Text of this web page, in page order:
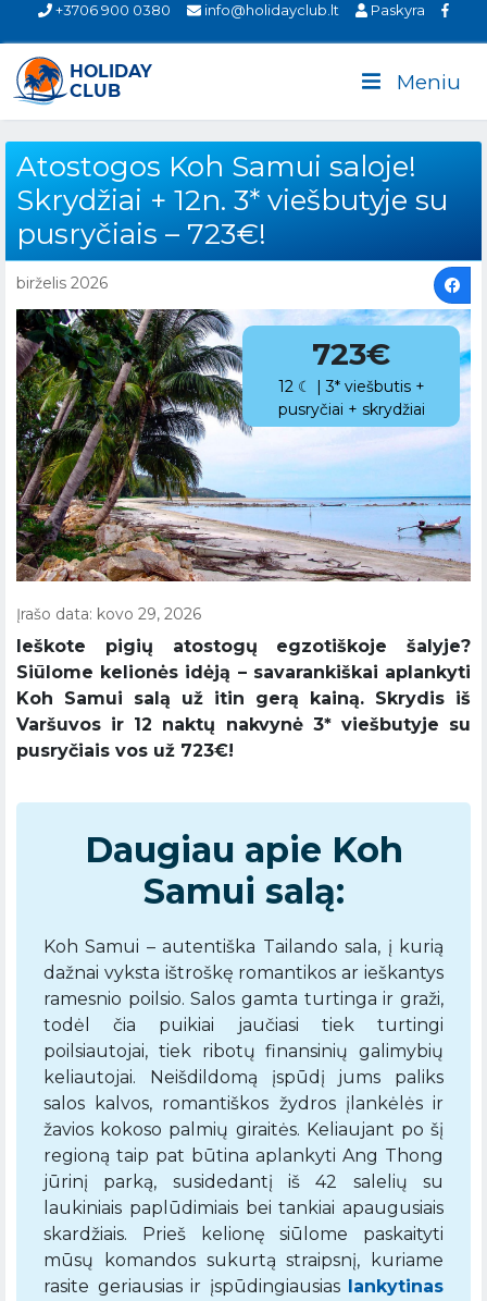
+3706 900 0380 info@holidayclub.lt Paskyra
Meniu
Atostogos Koh Samui saloje!
Skrydžiai + 12n. 3* viešbutyje su
pusryčiais – 723€!
birželis 2026
723€
12 ☾ | 3* viešbutis +
pusryčiai + skrydžiai
Įrašo data: kovo 29, 2026
Ieškote pigių atostogų egzotiškoje šalyje?
Siūlome kelionės idėją – savarankiškai aplankyti
Koh Samui salą už itin gerą kainą. Skrydis iš
Varšuvos ir 12 naktų nakvynė 3* viešbutyje su
pusryčiais vos už 723€!
Daugiau apie Koh
Samui salą:
Koh Samui – autentiška Tailando sala, į kurią
dažnai vyksta ištroškę romantikos ar ieškantys
ramesnio poilsio. Salos gamta turtinga ir graži,
todėl čia puikiai jaučiasi tiek turtingi
poilsiautojai, tiek ribotų finansinių galimybių
keliautojai. Neišdildomą įspūdį jums paliks
salos kalvos, romantiškos žydros įlankėlės ir
žavios kokoso palmių giraitės. Keliaujant po šį
regioną taip pat būtina aplankyti Ang Thong
jūrinį parką, susidedantį iš 42 salelių su
laukiniais paplūdimiais bei tankiai apaugusiais
skardžiais. Prieš kelionę siūlome paskaityti
mūsų komandos sukurtą straipsnį, kuriame
rasite geriausias ir įspūdingiausias lankytinas